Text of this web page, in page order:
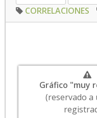
CORRELACIONES
Gráfico "muy
(reservado a